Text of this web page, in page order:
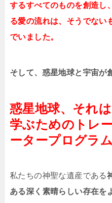
するすべてのものを創造し
る愛の流れは、そうでない
でいました。
そして、惑星地球と宇宙が
惑星地球、それ
学ぶためのトレ
ータープログラム
私たちの神聖な遺産である
ある深く素晴らしい存在を